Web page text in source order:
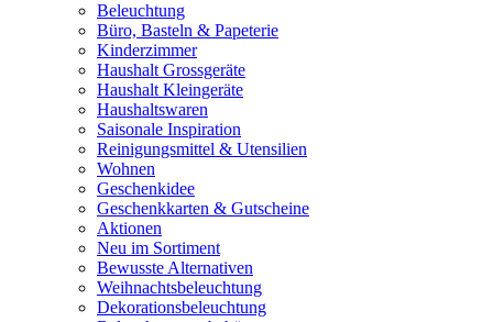
Beleuchtung
Büro, Basteln & Papeterie
Kinderzimmer
Haushalt Grossgeräte
Haushalt Kleingeräte
Haushaltswaren
Saisonale Inspiration
Reinigungsmittel & Utensilien
Wohnen
Geschenkidee
Geschenkkarten & Gutscheine
Aktionen
Neu im Sortiment
Bewusste Alternativen
Weihnachtsbeleuchtung
Dekorationsbeleuchtung